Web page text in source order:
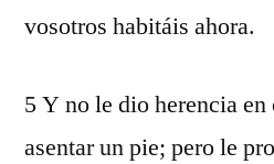
vosotros habitáis ahora.
5 Y no le dio herencia
asentar un pie; pero le